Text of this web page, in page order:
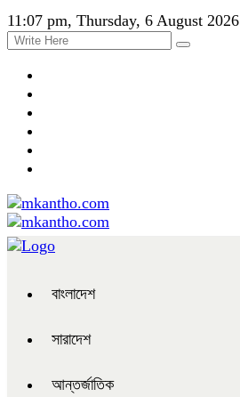
11:07 pm, Thursday, 6 August 2026
বাংলাদেশ
সারাদেশ
আন্তর্জাতিক